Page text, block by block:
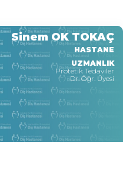
Sinem OK TOKAÇ
HASTANE
UZMANLIK
Protetik Tedaviler
Dr. Öğr. Üyesi